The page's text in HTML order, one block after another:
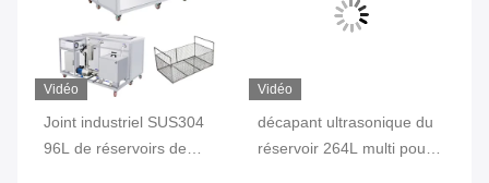
Vidéo
Joint industriel SUS304
96L de réservoirs de
Vidéo
décapant ultrasonique du
réservoir 264L multi pour